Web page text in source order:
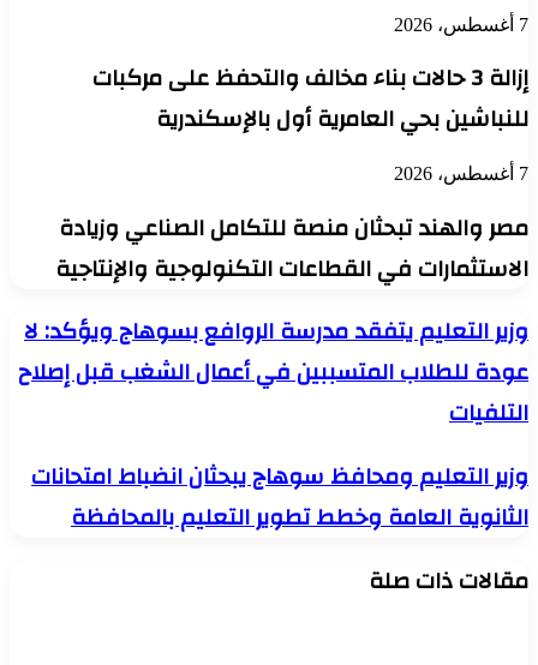
7 أغسطس، 2026
إزالة 3 حالات بناء مخالف والتحفظ على مركبات
للنباشين بحي العامرية أول بالإسكندرية
7 أغسطس، 2026
مصر والهند تبحثان منصة للتكامل الصناعي وزيادة
الاستثمارات في القطاعات التكنولوجية والإنتاجية
وزير
التعليم
يتفقد
مدرسة
الروافع
لا
عودة
للطلاب
في
أعمال
وزير التعليم يتفقد مدرسة الروافع بسوهاج ويؤكد: لا
عودة للطلاب المتسببين في أعمال الشغب قبل إصلاح
التلفيات
وزير
التعليم
ومحافظ
سوهاج
انضباط
وزير التعليم ومحافظ سوهاج يبحثان انضباط امتحانات
الثانوية العامة وخطط تطوير التعليم بالمحافظة
مقالات ذات صلة